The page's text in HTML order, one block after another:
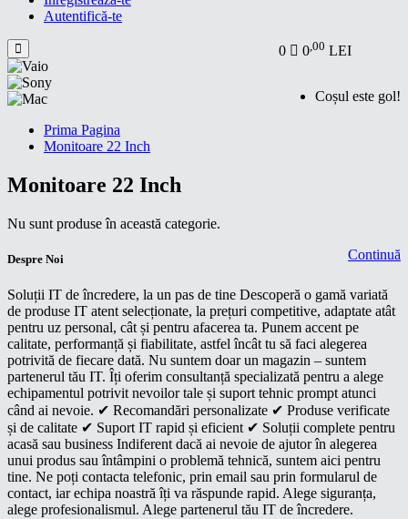
Autentifică-te
0 0,00 LEI
Coșul este gol!
Prima Pagina
Monitoare 22 Inch
Monitoare 22 Inch
Nu sunt produse în această categorie.
Continuă
Despre Noi
Soluții IT de încredere, la un pas de tine Descoperă o gamă variată
de produse IT atent selecționate, la prețuri competitive, adaptate atât
pentru uz personal, cât și pentru afacerea ta. Punem accent pe
calitate, performanță și fiabilitate, astfel încât tu să faci alegerea
potrivită de fiecare dată. Nu suntem doar un magazin – suntem
partenerul tău IT. Îți oferim consultanță specializată pentru a alege
echipamentul potrivit nevoilor tale și suport tehnic prompt atunci
când ai nevoie. ✔ Recomandări personalizate ✔ Produse verificate
și de calitate ✔ Suport IT rapid și eficient ✔ Soluții complete pentru
acasă sau business Indiferent dacă ai nevoie de ajutor în alegerea
unui produs sau întâmpini o problemă tehnică, suntem aici pentru
tine. Ne poți contacta telefonic, prin email sau prin formularul de
contact, iar echipa noastră îți va răspunde rapid. Alege siguranța,
alege profesionalismul. Alege partenerul tău IT de încredere.